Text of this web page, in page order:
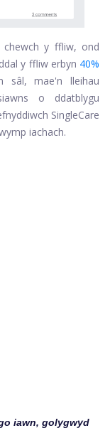
y ffliw, ond
y ffliw erbyn 40%
sâl, mae'n lleihau
o ddatblygu
SingleCare
iachach.
iawn, golygwyd